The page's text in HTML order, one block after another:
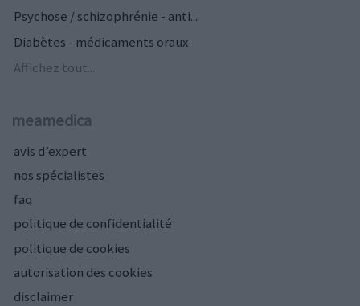
Psychose / schizophrénie - anti...
Diabètes - médicaments oraux
Affichez tout...
meamedica
avis d’expert
nos spécialistes
faq
politique de confidentialité
politique de cookies
autorisation des cookies
disclaimer